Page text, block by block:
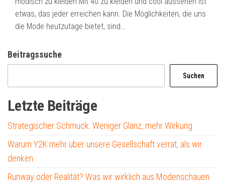
etwas, das jeder erreichen kann. Die Möglichkeiten, die uns
die Mode heutzutage bietet, sind…
Beitragssuche
Suchen
Letzte Beiträge
Strategischer Schmuck: Weniger Glanz, mehr Wirkung
Warum Y2K mehr über unsere Gesellschaft verrät, als wir
denken
Runway oder Realität? Was wir wirklich aus Modenschauen